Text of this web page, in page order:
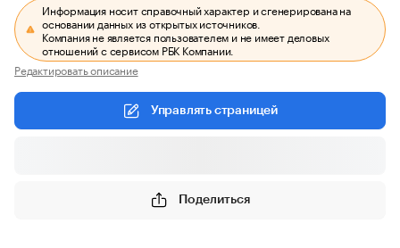
Информация носит справочный характер и сгенерирована на
основании данных из открытых источников.
Компания не является пользователем и не имеет деловых
отношений с сервисом РБК Компании.
Редактировать описание
Управлять страницей
Поделиться